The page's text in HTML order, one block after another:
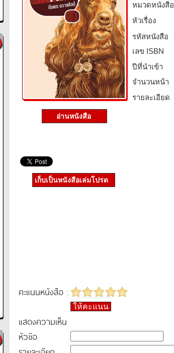
อ่านหนังสือ
หมวดหนังสือ­
หัวเรื่อง
รหัสหนังสือ­
เลข ISBN
ปีที่นำเข้า
จำนวนหน้า
รายละเอียด
เก็บเป็นหนังสือเล่มโปรด
คะแนนหนังสือ :
ให้คะแนน
แสดงความเห็น
หัวข้อ